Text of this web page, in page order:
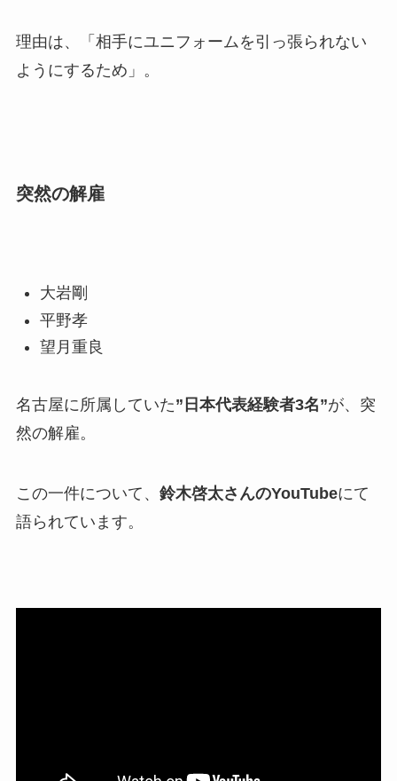
理由は、「相手にユニフォームを引っ張られない
ようにするため」。
突然の解雇
大岩剛
平野孝
望月重良
名古屋に所属していた”日本代表経験者3名”が、突
然の解雇。
この一件について、 鈴木啓太さんのYouTubeにて
語られています。